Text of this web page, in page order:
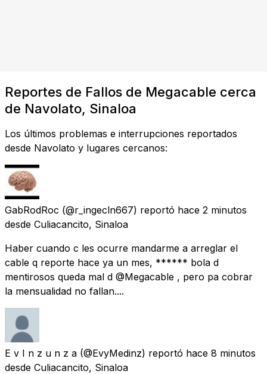
Reportes de Fallos de Megacable cerca
de Navolato, Sinaloa
Los últimos problemas e interrupciones reportados
desde Navolato y lugares cercanos:
GabRodRoc (@r_ingecln667) reportó hace 2 minutos
desde Culiacancito, Sinaloa
Haber cuando c les ocurre mandarme a arreglar el
cable q reporte hace ya un mes, ****** bola d
mentirosos queda mal d @Megacable , pero pa cobrar
la mensualidad no fallan....
E v I n z u n z a (@EvyMedinz) reportó hace 8 minutos
desde Culiacancito, Sinaloa